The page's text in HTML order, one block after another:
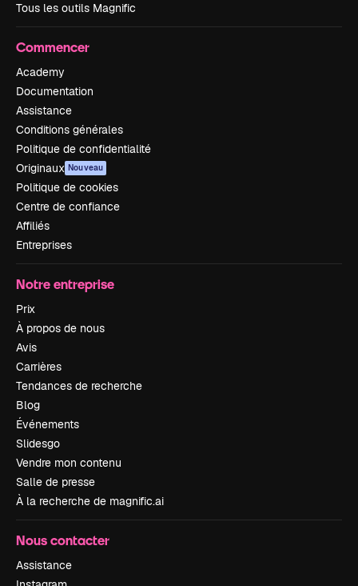
Tous les outils Magnific
Commencer
Academy
Documentation
Assistance
Conditions générales
Politique de confidentialité
Originaux Nouveau
Politique de cookies
Centre de confiance
Affiliés
Entreprises
Notre entreprise
Prix
À propos de nous
Avis
Carrières
Tendances de recherche
Blog
Événements
Slidesgo
Vendre mon contenu
Salle de presse
À la recherche de magnific.ai
Nous contacter
Assistance